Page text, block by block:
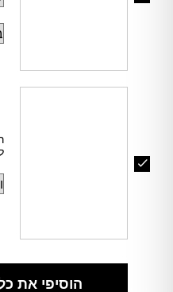
הוסיפי את